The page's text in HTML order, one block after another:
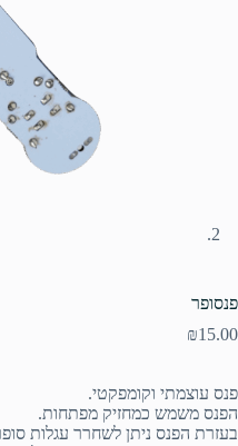
פנסופר
₪15.00
פנס עוצמתי וקומפקטי.
הפנס משמש כמחזיק מפתחות.
בעזרת הפנס ניתן לשחרר עגלות